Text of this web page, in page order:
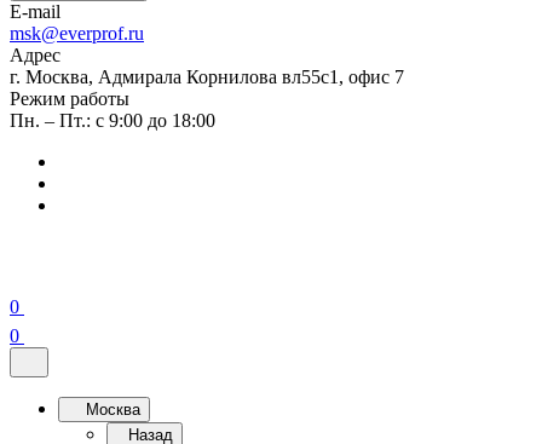
E-mail
msk@everprof.ru
Адрес
г. Москва, Адмирала Корнилова вл55с1, офис 7
Режим работы
Пн. – Пт.: с 9:00 до 18:00
0
0
Москва
Назад